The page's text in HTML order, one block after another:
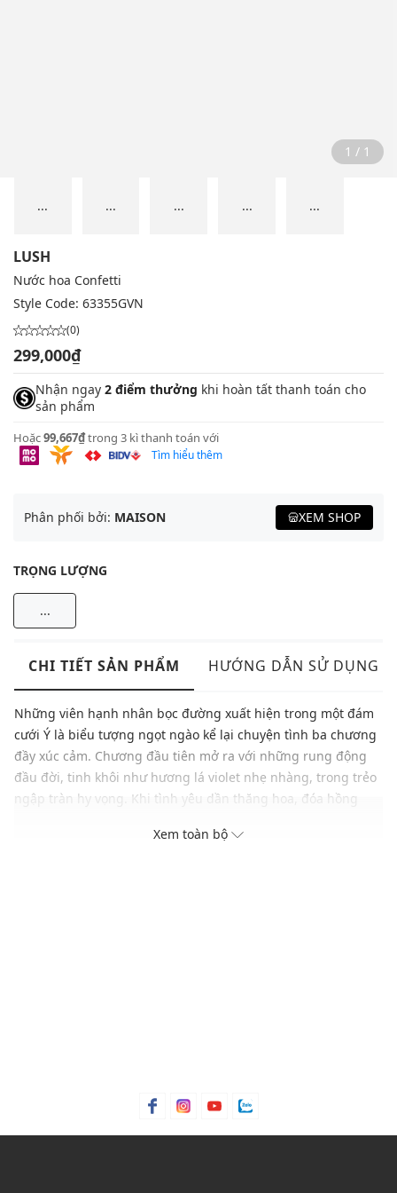
1 / 1
... ... ... ... ...
LUSH
Nước hoa Confetti
Style Code: 63355GVN
(0)
299,000₫
Nhận ngay 2 điểm thưởng khi hoàn tất thanh toán cho
sản phẩm
Hoặc99,667₫trong 3 kì thanh toán với
Tìm hiểu thêm
Phân phối bởi: MAISON XEM SHOP
TRỌNG LƯỢNG
...
CHI TIẾT SẢN PHẨM HƯỚNG DẪN SỬ DỤNG
Những viên hạnh nhân bọc đường xuất hiện trong một đám
cưới Ý là biểu tượng ngọt ngào kể lại chuyện tình ba chương
đầy xúc cảm. Chương đầu tiên mở ra với những rung động
đầu đời, tinh khôi như hương lá violet nhẹ nhàng, trong trẻo
ngập tràn hy vọng. Khi tình yêu dần thăng hoa, đóa hồng
và quyến rũ. Đến chương cuối, sau tất cả những cung bậc
Xem toàn bộ